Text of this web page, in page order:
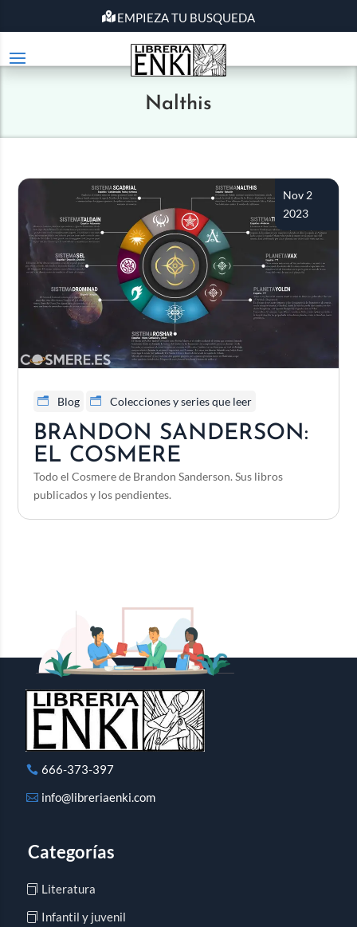
EMPIEZA TU BUSQUEDA
Nalthis
BRANDON SANDERSON:
EL COSMERE
Nov 2
2023
Blog Colecciones y series que leer
Todo el Cosmere de Brandon Sanderson. Sus libros
publicados y los pendientes.
666-373-397
info@libreriaenki.com
Categorías
Literatura
Infantil y juvenil